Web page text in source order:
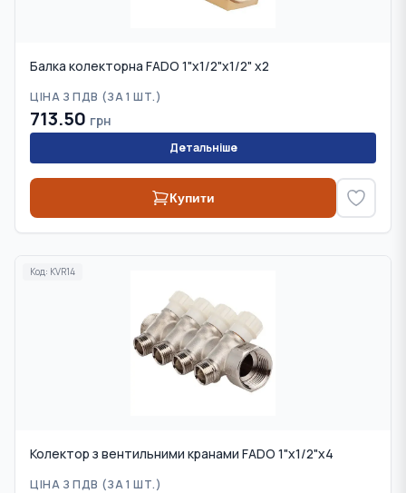
Балка колекторна FADO 1"x1/2"x1/2" x2
ЦІНА З ПДВ (ЗА 1 ШТ.)
713.50 грн
Детальніше
Купити
Код: KVR14
Колектор з вентильними кранами FADO 1"x1/2"x4
ЦІНА З ПДВ (ЗА 1 ШТ.)